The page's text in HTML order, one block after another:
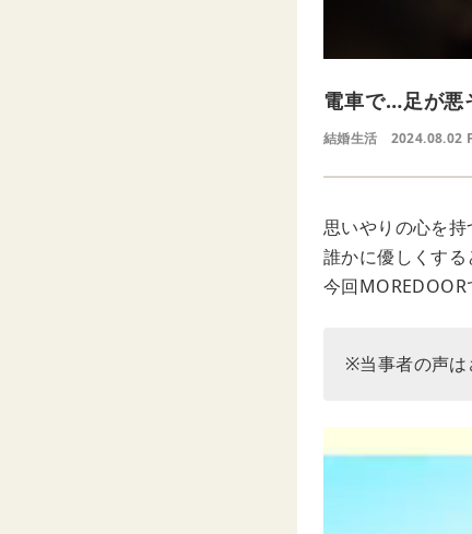
電車で…足が悪
結婚生活 2024.08.02
思いやりの心を持
誰かに優しくする
今回MOREDOOR
※当事者の声は